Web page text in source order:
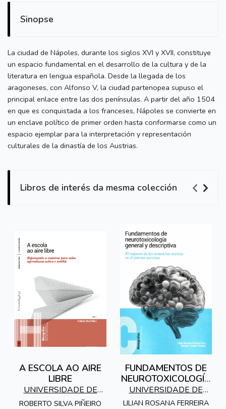
Sinopse
La ciudad de Nápoles, durante los siglos XVI y XVII, constituye
un espacio fundamental en el desarrollo de la cultura y de la
literatura en lengua española. Desde la llegada de los
aragoneses, con Alfonso V, la ciudad partenopea supuso el
principal enlace entre las dos penínsulas. A partir del año 1504
en que es conquistada a los franceses, Nápoles se convierte en
un enclave político de primer orden hasta conformarse como un
espacio ejemplar para la interpretación y representación
culturales de la dinastía de los Austrias.
Libros de interés da mesma colección
A ESCOLA AO AIRE
LIBRE
UNIVERSIDADE DE
VIGO
ROBERTO SILVA PIÑEIRO
FUNDAMENTOS DE
NEUROTOXICOLOGÍA
GENERAL Y
DESCRIPTIVA
UNIVERSIDADE DE
VIGO
LILIAN ROSANA FERREIRA